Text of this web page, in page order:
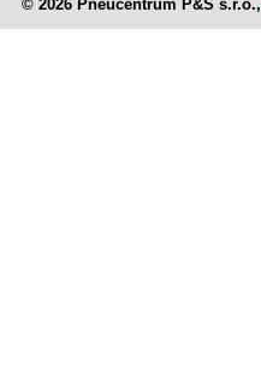
© 2026 Pneucentrum P&S s.r.o.,